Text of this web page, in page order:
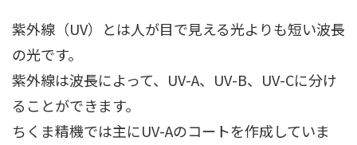
紫外線（UV）とは人が目で見える光よりも短い波長
の光です。
紫外線は波長によって、UV-A、UV-B、UV-Cに分け
ることができます。
ちくま精機では主にUV-Aのコートを作成していま